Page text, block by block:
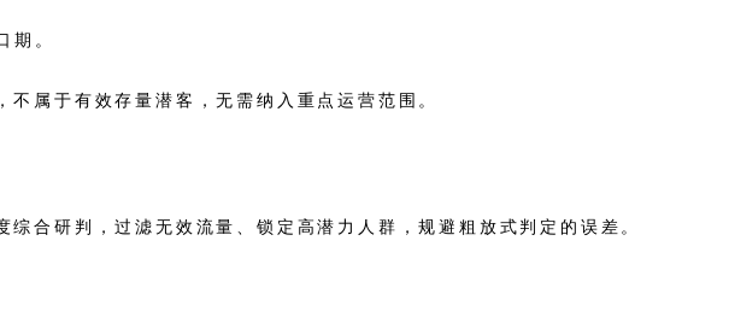
期。
属于有效存量潜客，无需纳入重点运营范围。
综合研判，过滤无效流量、锁定高潜力人群，规避粗放式判定的误差。